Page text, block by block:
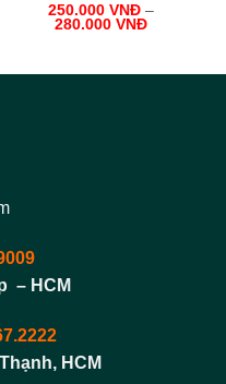
250.000 VNĐ –
280.000 VNĐ
– HCM
HCM